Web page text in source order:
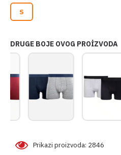
Prikazi proizvoda: 2846
S
DRUGE BOJE OVOG PROİZVODA